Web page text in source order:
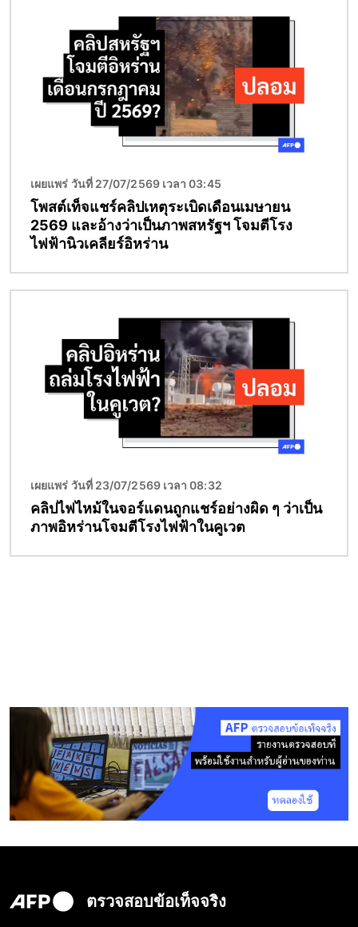
เผยแพร่ วันที่ 27/07/2569 เวลา 03:45
โพสต์เท็จแชร์คลิปเหตุระเบิดเดือนเมษายน
2569 และอ้างว่าเป็นภาพสหรัฐฯ โจมตีโรง
ไฟฟ้านิวเคลียร์อิหร่าน
เผยแพร่ วันที่ 23/07/2569 เวลา 08:32
คลิปไฟไหม้ในจอร์แดนถูกแชร์อย่างผิด ๆ ว่าเป็น
ภาพอิหร่านโจมตีโรงไฟฟ้าในคูเวต
ตรวจสอบข้อเท็จจริง